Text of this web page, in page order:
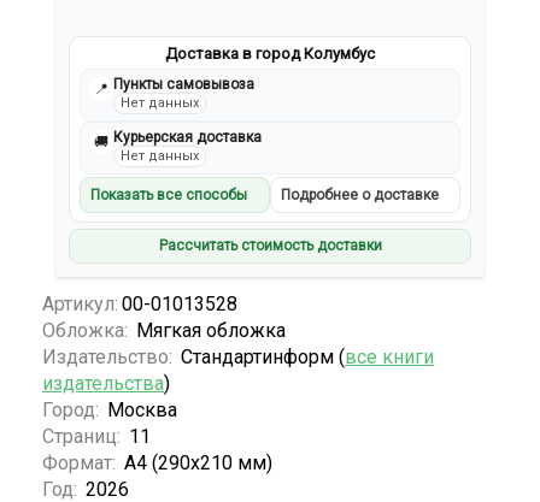
Доставка в город Колумбус
📍 Пункты самовывоза
Нет данных
🚚 Курьерская доставка
Нет данных
Показать все способы Подробнее о доставке
Рассчитать стоимость доставки
Артикул: 00-01013528
Обложка: Мягкая обложка
Издательство: Стандартинформ (все книги
издательства)
Город: Москва
Страниц: 11
Формат: А4 (290х210 мм)
Год: 2026